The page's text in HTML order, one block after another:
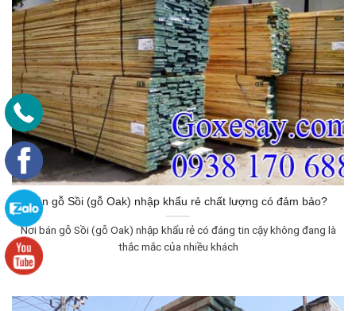
Bán gỗ Sồi (gỗ Oak) nhập khẩu rẻ chất lượng có đảm bảo?
Nơi bán gỗ Sồi (gỗ Oak) nhập khẩu rẻ có đáng tin cậy không đang là
thắc mắc của nhiều khách